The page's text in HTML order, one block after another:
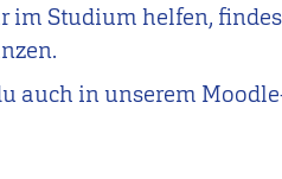
im Studium helfen,
auch in unserem